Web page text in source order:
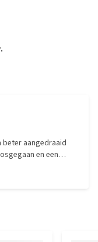
aangedraaid